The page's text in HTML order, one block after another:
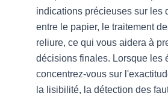
indications précieuses sur les
entre le papier, le traitement
reliure, ce qui vous aidera à
décisions finales. Lorsque les
concentrez-vous sur
la lisibilité, la détection des